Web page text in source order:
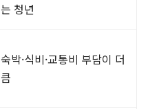
는 청년
숙박·식비·교통비 부담이 더
큼